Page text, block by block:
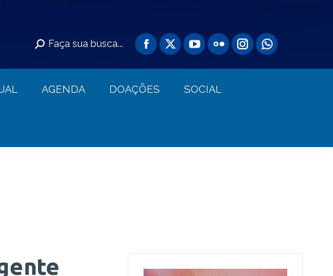
Faça sua busca...
AGENDA DOAÇÕES SOCIAL